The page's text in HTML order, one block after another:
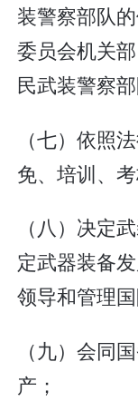
装警察部队
委员会机关
民武装警察
（七）依照
免、培训、
（八）决定
定武器装备
领导和管理
（九）会同
产；